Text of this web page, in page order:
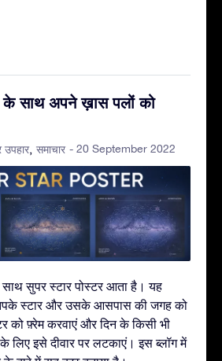
के साथ अपने ख़ास पलों को
उपहार समाचार - 20 September 2022
साथ सुपर स्टार पोस्टर आता है। यह
स्टार और उसके आसपास की जगह को
को फ़्रेम करवाएं और दिन के किसी भी
इसे दीवार पर लटकाएं। इस ब्लॉग में